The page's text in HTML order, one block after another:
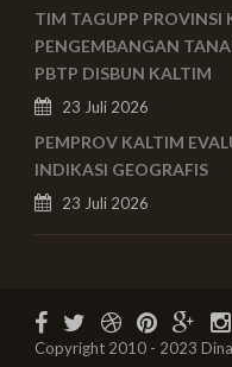
TIM TAGUPP PROVINSI
PENGEMBANGAN
PBTP DISBUN KALTIM
23 Juli 2026
PEMPROV KALTIM
INDIKASI GEOGRAFIS
23 Juli 2026
Copyright 2010 - 2023